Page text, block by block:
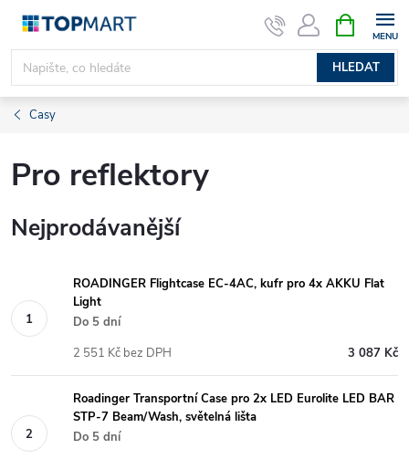
Přejít
obsah
HLEDAT
NÁKUPNÍ
KOŠÍK
Casy
Pro reflektory
Nejprodávanější
ROADINGER Flightcase EC-4AC, kufr pro 4x AKKU Flat
Light
Do 5 dní
3 087 Kč
2 551 Kč bez DPH
Roadinger Transportní Case pro 2x LED Eurolite LED BAR
STP-7 Beam/Wash, světelná lišta
Do 5 dní